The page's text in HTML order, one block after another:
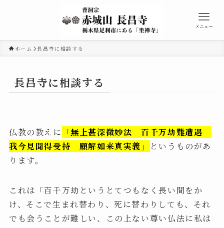
メニュー
ホーム 長昌寺に相談する
長昌寺に相談する
仏教の教えに 「無上甚深微妙法 百千万劫難遭遇
我今見聞得受持 願解如来真実義」
というものがあ
ります。
これは「百千万劫というとてつもなく長い間をか
け、そこで生まれ替わり、死に替わりしても、それ
でも会うことが難しい、この上ない尊い仏法に私は